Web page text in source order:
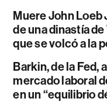
Muere John Loeb
de una dinastía
que se volcó a la
Barkin, de la Fed,
mercado laboral
en un “equilibrio